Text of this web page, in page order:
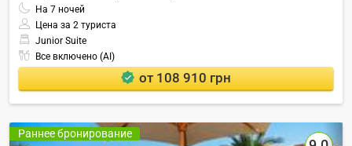
На 7 ночей
Цена за 2 туриста
Junior Suite
Все включено (AI)
от 108 910 грн
Раннее бронирование